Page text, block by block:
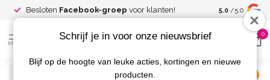
Besloten Facebook-groep voor klanten! Spaar voor
kortingen
5.0 /5.0
MENU
0
Schrijf je in voor onze nieuwsbrief
Blijf op de hoogte van leuke acties, kortingen en nieuwe
producten.